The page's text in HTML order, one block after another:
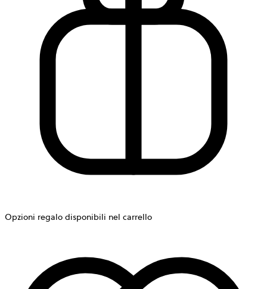
Opzioni regalo disponibili nel carrello